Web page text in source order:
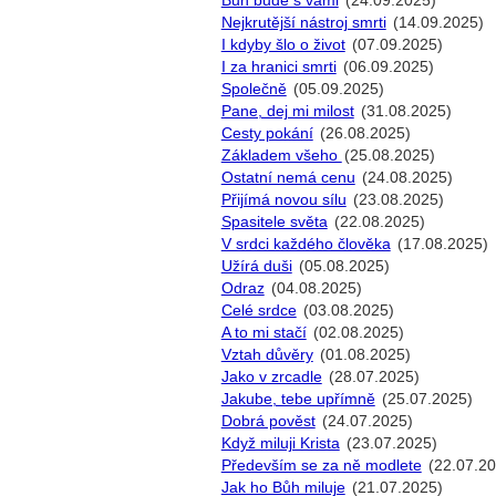
Nejkrutější nástroj smrti (14.09.2025)
I kdyby šlo o život (07.09.2025)
I za hranici smrti (06.09.2025)
Společně (05.09.2025)
Pane, dej mi milost (31.08.2025)
Cesty pokání (26.08.2025)
Základem všeho (25.08.2025)
Ostatní nemá cenu (24.08.2025)
Přijímá novou sílu (23.08.2025)
Spasitele světa (22.08.2025)
V srdci každého člověka (17.08.2025)
Užírá duši (05.08.2025)
Odraz (04.08.2025)
Celé srdce (03.08.2025)
A to mi stačí (02.08.2025)
Vztah důvěry (01.08.2025)
Jako v zrcadle (28.07.2025)
Jakube, tebe upřímně (25.07.2025)
Dobrá pověst (24.07.2025)
Když miluji Krista (23.07.2025)
Především se za ně modlete
Jak ho Bůh miluje (21.07.2025)